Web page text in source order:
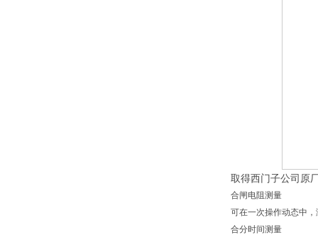
取得西门子公司原
合闸电阻测量
可在一次操作动态中
合分时间测量